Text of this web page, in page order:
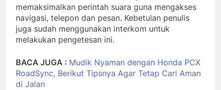
memaksimalkan perintah suara guna mengakses
navigasi, telepon dan pesan. Kebetulan penulis
juga sudah menggunakan interkom untuk
melakukan pengetesan ini.
BACA JUGA : Mudik Nyaman dengan Honda PCX
RoadSync, Berikut Tipsnya Agar Tetap Cari Aman
di Jalan